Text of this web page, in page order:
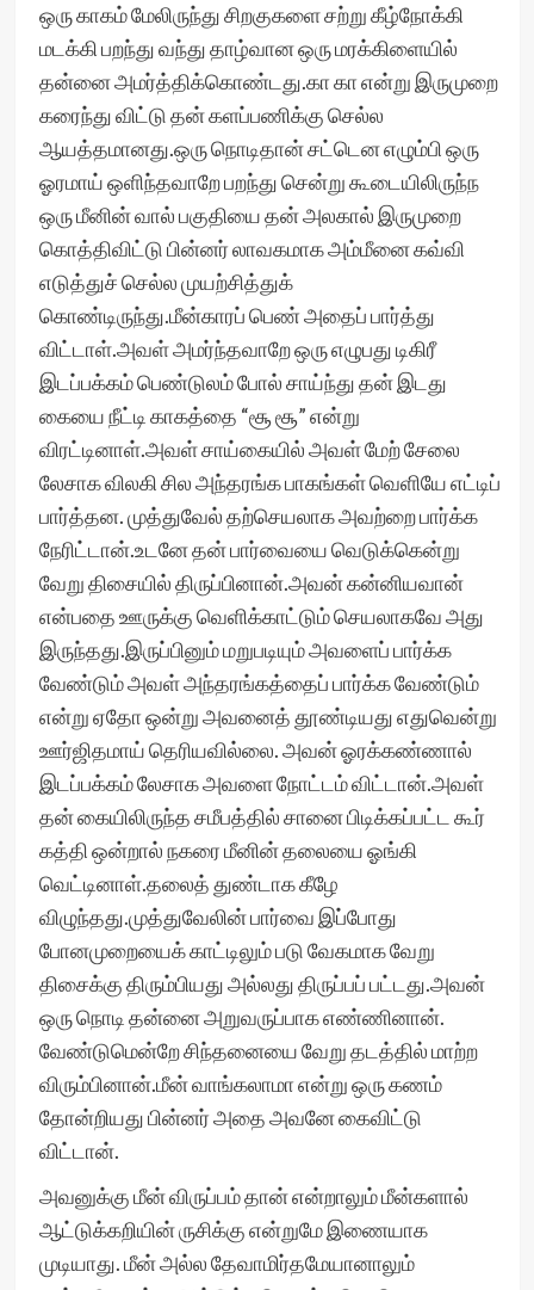
ஒரு காகம் மேலிருந்து சிறகுகளை சற்று கீழ்நோக்கி
மடக்கி பறந்து வந்து தாழ்வான ஒரு மரக்கிளையில்
தன்னை அமர்த்திக்கொண்டது.கா கா என்று இருமுறை
கரைந்து விட்டு தன் களப்பணிக்கு செல்ல
ஆயத்தமானது.ஒரு நொடிதான் சட்டென எழும்பி ஒரு
ஓரமாய் ஒளிந்தவாறே பறந்து சென்று கூடையிலிருந்ந
ஒரு மீனின் வால் பகுதியை தன் அலகால் இருமுறை
கொத்திவிட்டு பின்னர் லாவகமாக அம்மீனை கவ்வி
எடுத்துச் செல்ல முயற்சித்துக்
கொண்டிருந்து.மீன்காரப் பெண் அதைப் பார்த்து
விட்டாள்.அவள் அமர்ந்தவாறே ‌ஒரு எழுபது டிகிரீ
இடப்பக்கம் பெண்டுலம் போல் சாய்ந்து தன் இடது
கையை நீட்டி காகத்தை “சூ சூ” என்று
விரட்டினாள்.அவள் சாய்கையில் அவள் மேற் சேலை
லேசாக விலகி சில அந்தரங்க பாகங்கள் ‌வெளியே எட்டிப்
பார்த்தன. முத்துவேல் தற்செயலாக அவற்றை பார்க்க
நேரிட்டான்.உடனே தன் பார்வையை வெடுக்கென்று
வேறு திசையில் திருப்பினான்.அவன் கன்னியவான்
என்பதை ஊருக்கு வெளிக்காட்டும் செயலாகவே அது
இருந்தது.இருப்பினும் மறுபடியும் அவளைப் பார்க்க
வேண்டும் அவள்‌ அந்தரங்கத்தைப் பார்க்க வேண்டும்
என்று ஏதோ ஒன்று அவனைத் தூண்டியது எதுவென்று
ஊர்ஜிதமாய் தெரியவில்லை. அவன் ஓரக்கண்ணால்
இடப்பக்கம் லேசாக அவளை நோட்டம் விட்டான்.அவள்
தன் கையிலிருந்த சமீபத்தில் சானை பிடிக்கப்பட்ட கூர்
கத்தி ஒன்றால் நகரை மீனின் தலையை ஓங்கி
வெட்டினாள்.தலைத் துண்டாக கீழே
விழுந்தது.முத்துவேலின்‌ பார்வை இப்போது
போனமுறையைக் காட்டிலும் படு வேகமாக வேறு
திசைக்கு திரும்பியது அல்லது திருப்பப் பட்டது.அவன்
ஒரு நொடி தன்னை அறுவருப்பாக எண்ணினான்.
வேண்டுமென்றே சிந்தனையை வேறு தடத்தில் மாற்ற
விரும்பினான்.மீன் வாங்கலாமா என்று ஒரு கணம்
தோன்றியது பின்னர் அதை அவனே கைவிட்டு
விட்டான்.
அவனுக்கு மீன் விருப்பம் தான் என்றாலும் மீன்களால்
ஆட்டுக்கறியின் ருசிக்கு என்றுமே இணையாக
முடியாது. மீன் அல்ல தேவாமிர்தமேயானாலும்